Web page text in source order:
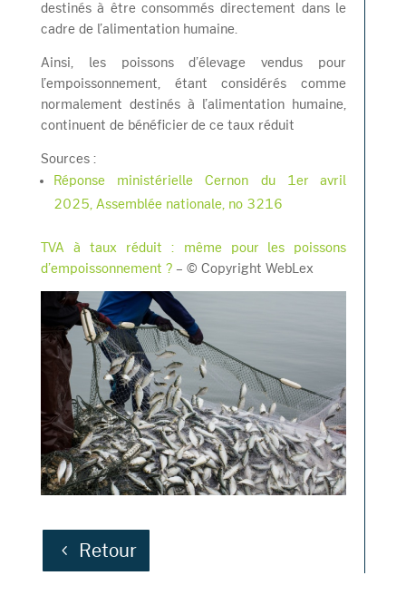
destinés à être consommés directement dans le
cadre de l’alimentation humaine.
Ainsi, les poissons d’élevage vendus pour
l’empoissonnement, étant considérés comme
normalement destinés à l’alimentation humaine,
continuent de bénéficier de ce taux réduit
Sources :
Réponse ministérielle Cernon du 1er avril
2025, Assemblée nationale, no 3216
TVA à taux réduit : même pour les poissons
d’empoissonnement ?– © Copyright WebLex
Retour